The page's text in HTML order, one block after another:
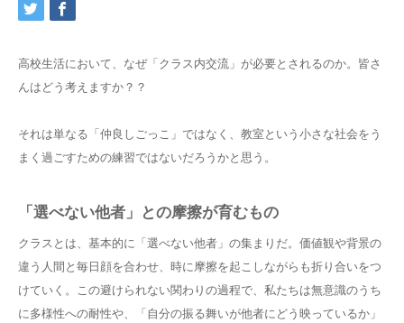
高校生活において、なぜ「クラス内交流」が必要とされるのか。皆さ
んはどう考えますか？？
それは単なる「仲良しごっこ」ではなく、教室という小さな社会をう
まく過ごすための練習ではないだろうかと思う。
「選べない他者」との摩擦が育むもの
クラスとは、基本的に「選べない他者」の集まりだ。価値観や背景の
違う人間と毎日顔を合わせ、時に摩擦を起こしながらも折り合いをつ
けていく。この避けられない関わりの過程で、私たちは無意識のうち
に多様性への耐性や、「自分の振る舞いが他者にどう映っているか」